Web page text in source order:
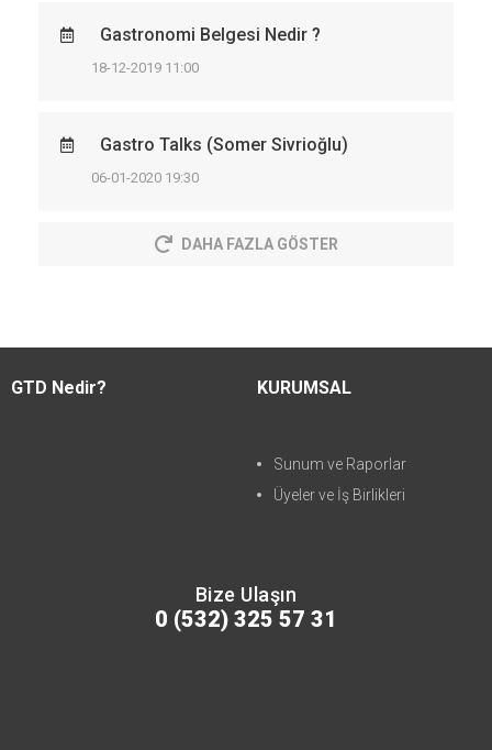
Gastronomi Belgesi Nedir ?
18-12-2019 11:00
Gastro Talks (Somer Sivrioğlu)
06-01-2020 19:30
DAHA FAZLA GÖSTER
GTD Nedir? KURUMSAL
Sunum ve Raporlar
Üyeler ve İş Birlikleri
Bize Ulaşın
0 (532) 325 57 31